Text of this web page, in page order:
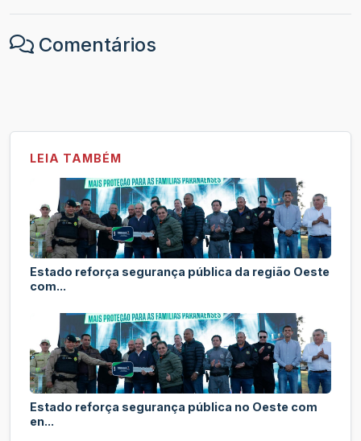
Comentários
LEIA TAMBÉM
Estado reforça segurança pública da região Oeste
com...
Estado reforça segurança pública no Oeste com
en...